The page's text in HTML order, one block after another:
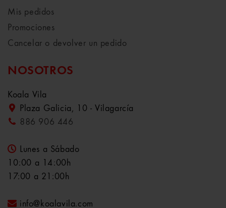
Mis pedidos
Promociones
Cancelar o devolver un pedido
NOSOTROS
Koala Vila
Plaza Galicia, 10 - Vilagarcía
886 906 446
Lunes a Sábado
10:00 a 14:00h
17:00 a 21:00h
info@koalavila.com